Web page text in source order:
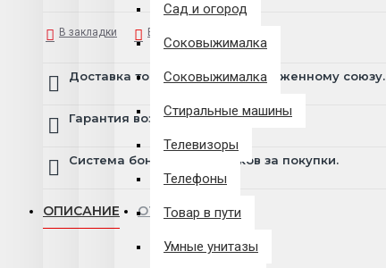
Сад и огород
Соковыжималка
Соковыжималка
Стиральные машины
Телевизоры
Телефоны
Товар в пути
Умные унитазы
В закладки В сравнение
Доставка товара по всему Таможенному союзу.
Гарантия возврата и обмена брака.
Система бонусов и подарков за покупки.
ОПИСАНИЕ ОТЗЫВЫ